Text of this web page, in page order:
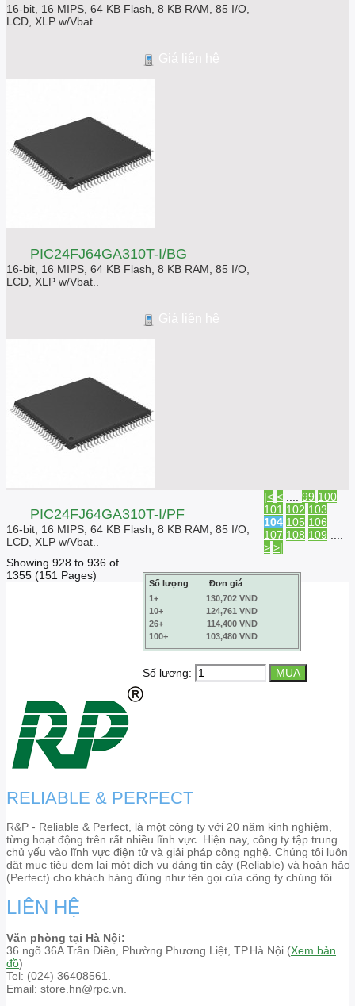
16-bit, 16 MIPS, 64 KB Flash, 8 KB RAM, 85 I/O,
LCD, XLP w/Vbat..
Giá liên hệ
PIC24FJ64GA310T-I/BG
16-bit, 16 MIPS, 64 KB Flash, 8 KB RAM, 85 I/O,
LCD, XLP w/Vbat..
Giá liên hệ
PIC24FJ64GA310T-I/PF
16-bit, 16 MIPS, 64 KB Flash, 8 KB RAM, 85 I/O,
LCD, XLP w/Vbat..
Số lượng
Đơn giá
1+
130,702 VND
10+
124,761 VND
26+
114,400 VND
100+
103,480 VND
Số lượng:
|< < 99 100
101 102 103
104 105 106
107 108 109
> >|
Showing 928 to 936 of
1355 (151 Pages)
RELIABLE & PERFECT
R&P - Reliable & Perfect, là một công ty với 20 năm kinh nghiệm,
từng hoạt động trên rất nhiều lĩnh vực. Hiện nay, công ty tập trung
chủ yếu vào lĩnh vực điện tử và giải pháp công nghệ. Chúng tôi luôn
đặt mục tiêu đem lại một dịch vụ đáng tin cậy (Reliable) và hoàn hảo
(Perfect) cho khách hàng đúng như tên gọi của công ty chúng tôi.
LIÊN HỆ
Văn phòng tại Hà Nội:
36 ngõ 36A Trần Điền, Phường Phương Liệt, TP.Hà Nội.(Xem bản
đồ)
Tel: (024) 36408561.
Email: store.hn@rpc.vn.